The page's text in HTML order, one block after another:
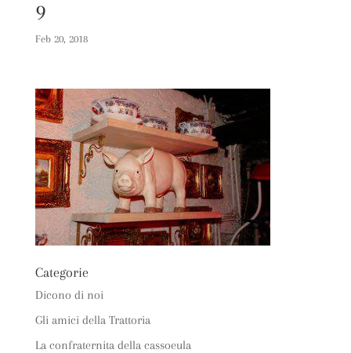
9
Feb 20, 2018
Categorie
Dicono di noi
Gli amici della Trattoria
La confraternita della cassoeula